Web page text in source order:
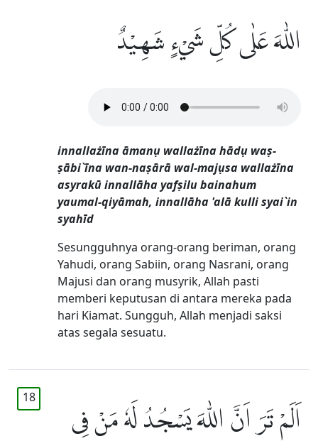
اللّٰهَ عَلٰى كُلِّ شَيْءٍ شَهِيْدٌ
innallażīna āmanụ wallażīna hādụ waṣ-
ṣābi`īna wan-naṣārā wal-majụsa wallażīna
asyrakū innallāha yafṣilu bainahum
yaumal-qiyāmah, innallāha 'alā kulli syai`in
syahīd
Sesungguhnya orang-orang beriman, orang
Yahudi, orang Sabiin, orang Nasrani, orang
Majusi dan orang musyrik, Allah pasti
memberi keputusan di antara mereka pada
hari Kiamat. Sungguh, Allah menjadi saksi
atas segala sesuatu.
18
اَلَمْ تَرَ اَنَّ اللّٰهَ يَسْجُدُ لَهٗ مَنْ فِى